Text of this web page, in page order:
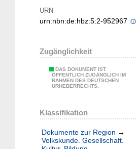
URN
urn:nbn:de:hbz:5:2-952967
Zugänglichkeit
DAS DOKUMENT IST
ÖFFENTLICH ZUGÄNGLICH IM
RAHMEN DES DEUTSCHEN
URHEBERRECHTS.
Klassifikation
Dokumente zur Region →
Volkskunde. Gesellschaft.